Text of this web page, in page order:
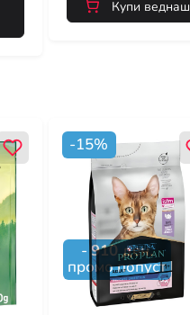
Купи веднаш
-15%
-910ден.
промо попуст